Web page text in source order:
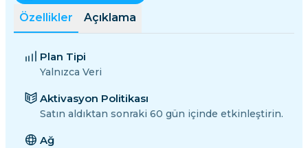
Özellikler Açıklama
Plan Tipi
Yalnızca Veri
Aktivasyon Politikası
Satın aldıktan sonraki 60 gün içinde etkinleştirin.
Ağ